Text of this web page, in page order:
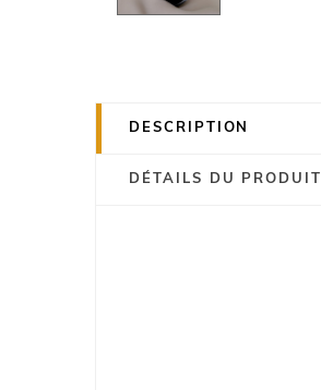
DESCRIPTION
DÉTAILS DU PRODUIT